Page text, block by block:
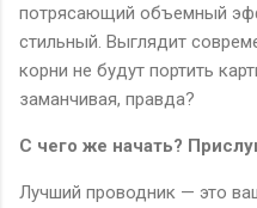
потрясающий объемный
стильный. Выглядит
корни не будут портить
заманчивая, правда?
С чего же начать?
Лучший проводник — это